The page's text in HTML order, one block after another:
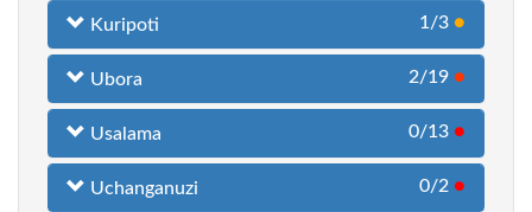
Kuripoti 1/3 ●
Ubora 2/19 ●
Usalama 0/13 ●
Uchanganuzi 0/2 ●